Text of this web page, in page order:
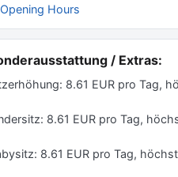
Opening Hours
/ Extras:
8.61 EUR pro Tag,
8.61 EUR pro Tag,
8.61 EUR pro Tag,